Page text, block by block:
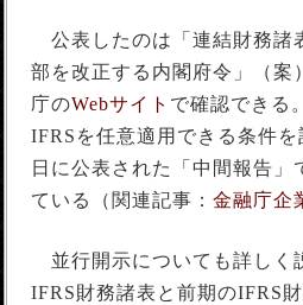
公表したのは「連結財務諸
部を改正する内閣府令」（案
庁のWebサイト で確認できる
IFRSを任意適用できる条件
日に公表された「中間報告
ている（関連記事： 金融庁企
並行開示についても詳しく
IFRS財務諸表と前期のIFRS